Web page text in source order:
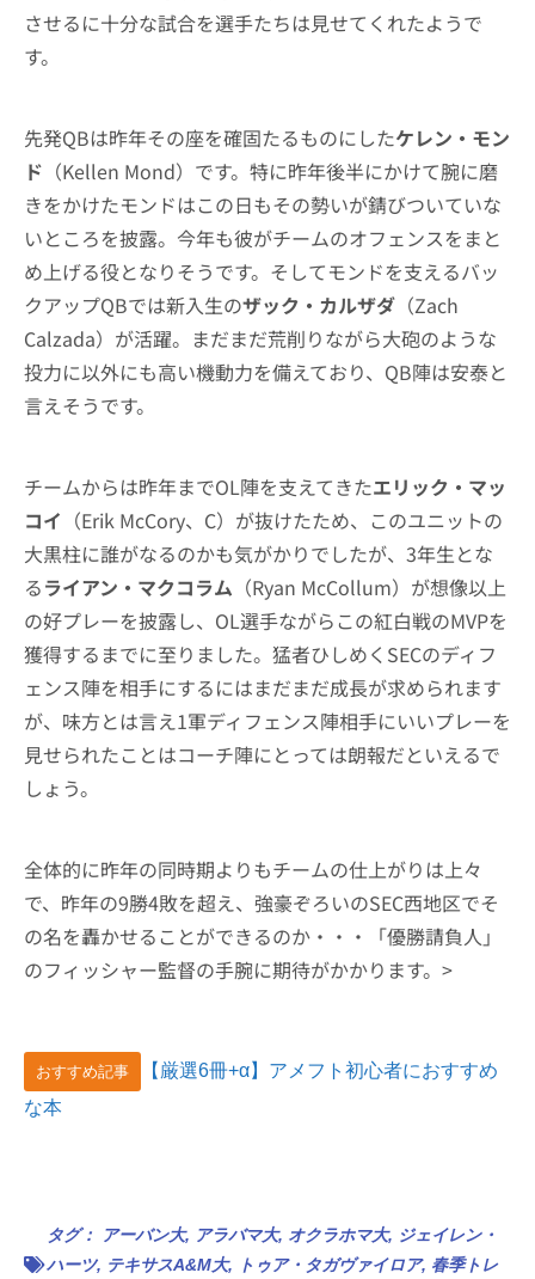
させるに十分な試合を選手たちは見せてくれたようで
す。
先発QBは昨年その座を確固たるものにしたケレン・モン
ド （Kellen Mond）です。特に昨年後半にかけて腕に磨
きをかけたモンドはこの日もその勢いが錆びついていな
いところを披露。今年も彼がチームのオフェンスをまと
め上げる役となりそうです。そしてモンドを支えるバッ
クアップQBでは新入生のザック・カルザダ （Zach
Calzada）が活躍。まだまだ荒削りながら大砲のような
投力に以外にも高い機動力を備えており、QB陣は安泰と
言えそうです。
チームからは昨年までOL陣を支えてきたエリック・マッ
コイ （Erik McCory、C）が抜けたため、このユニットの
大黒柱に誰がなるのかも気がかりでしたが、3年生とな
るライアン・マクコラム （Ryan McCollum）が想像以上
の好プレーを披露し、OL選手ながらこの紅白戦のMVPを
獲得するまでに至りました。猛者ひしめくSECのディフ
ェンス陣を相手にするにはまだまだ成長が求められます
が、味方とは言え1軍ディフェンス陣相手にいいプレーを
見せられたことはコーチ陣にとっては朗報だといえるで
しょう。
全体的に昨年の同時期よりもチームの仕上がりは上々
で、昨年の9勝4敗を超え、強豪ぞろいのSEC西地区でそ
の名を轟かせることができるのか・・・「優勝請負人」
のフィッシャー監督の手腕に期待がかかります。>
おすすめ記事
【厳選6冊+α】アメフト初心者におすすめ
な本
タグ： アーバン大, アラバマ大, オクラホマ大, ジェイレン・
ハーツ, テキサスA&M大, トゥア・タガヴァイロア, 春季トレ